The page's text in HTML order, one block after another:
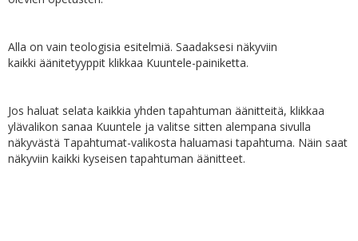
Alla on vain teologisia esitelmiä. Saadaksesi näkyviin
kaikki äänitetyyppit klikkaa Kuuntele-painiketta.
Jos haluat selata kaikkia yhden tapahtuman äänitteitä, klikkaa
ylävalikon sanaa Kuuntele ja valitse sitten alempana sivulla
näkyvästä Tapahtumat-valikosta haluamasi tapahtuma. Näin saat
näkyviin kaikki kyseisen tapahtuman äänitteet.